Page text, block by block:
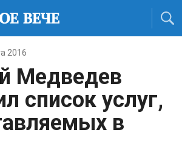
2016
Медведев
список услуг,
в